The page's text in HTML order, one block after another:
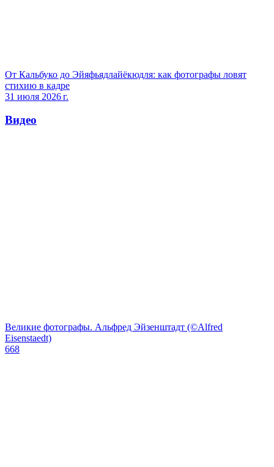
От Кальбуко до Эйяфьядлайёкюдля: как фотографы ловят
стихию в кадре
31 июля 2026 г.
Видео
Великие фотографы. Альфред Эйзенштадт (©Alfred
Eisenstaedt)
668